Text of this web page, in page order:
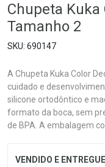
Chupeta Kuka
Tamanho 2
690147
A Chupeta Kuka Color
cuidado e
silicone ortodôntico e
formato da boca, sem
de BPA. A embalagem